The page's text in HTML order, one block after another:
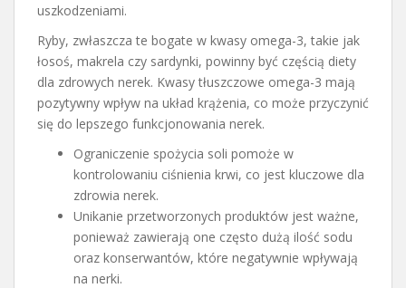
uszkodzeniami.
Ryby, zwłaszcza te bogate w kwasy omega-3, takie jak
łosoś, makrela czy sardynki, powinny być częścią diety
dla zdrowych nerek. Kwasy tłuszczowe omega-3 mają
pozytywny wpływ na układ krążenia, co może przyczynić
się do lepszego funkcjonowania nerek.
Ograniczenie spożycia soli pomoże w
kontrolowaniu ciśnienia krwi, co jest kluczowe dla
zdrowia nerek.
Unikanie przetworzonych produktów jest ważne,
ponieważ zawierają one często dużą ilość sodu
oraz konserwantów, które negatywnie wpływają
na nerki.